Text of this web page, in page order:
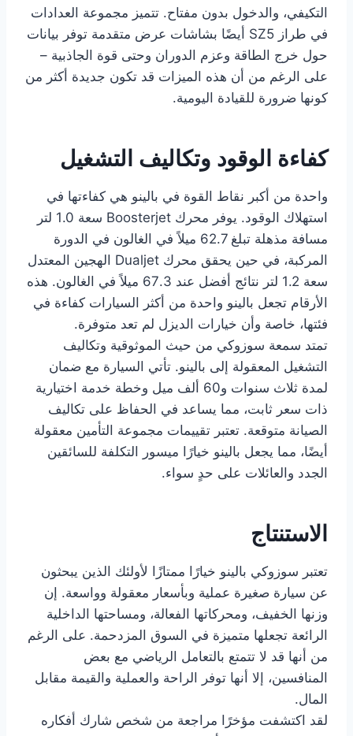
التكيفي، والدخول بدون مفتاح. تتميز مجموعة العدادات
في طراز SZ5 أيضًا بشاشات عرض متقدمة توفر بيانات
حول خرج الطاقة وعزم الدوران وحتى قوة الجاذبية –
على الرغم من أن هذه الميزات قد تكون جديدة أكثر من
كونها ضرورة للقيادة اليومية.
كفاءة الوقود وتكاليف التشغيل
واحدة من أكبر نقاط القوة في بالينو هي كفاءتها في
استهلاك الوقود. يوفر محرك Boosterjet سعة 1.0 لتر
مسافة مذهلة تبلغ 62.7 ميلاً في الغالون في الدورة
المركبة، في حين يحقق محرك Dualjet الهجين المعتدل
سعة 1.2 لتر نتائج أفضل عند 67.3 ميلاً في الغالون. هذه
الأرقام تجعل بالينو واحدة من أكثر السيارات كفاءة في
فئتها، خاصة وأن خيارات الديزل لم تعد متوفرة.
تمتد سمعة سوزوكي من حيث الموثوقية وتكاليف
التشغيل المعقولة إلى بالينو. تأتي السيارة مع ضمان
لمدة ثلاث سنوات و60 ألف ميل وخطة خدمة اختيارية
ذات سعر ثابت، مما يساعد في الحفاظ على تكاليف
الصيانة متوقعة. تعتبر تقييمات مجموعة التأمين معقولة
أيضًا، مما يجعل بالينو خيارًا ميسور التكلفة للسائقين
الجدد والعائلات على حدٍ سواء.
الاستنتاج
تعتبر سوزوكي بالينو خيارًا ممتازًا لأولئك الذين يبحثون
عن سيارة صغيرة عملية وبأسعار معقولة وواسعة. إن
وزنها الخفيف، ومحركاتها الفعالة، ومساحتها الداخلية
الرائعة تجعلها متميزة في السوق المزدحمة. على الرغم
من أنها قد لا تتمتع بالتعامل الرياضي مع بعض
المنافسين، إلا أنها توفر الراحة والعملية والقيمة مقابل
المال.
لقد اكتشفت مؤخرًا مراجعة من شخص شارك أفكاره